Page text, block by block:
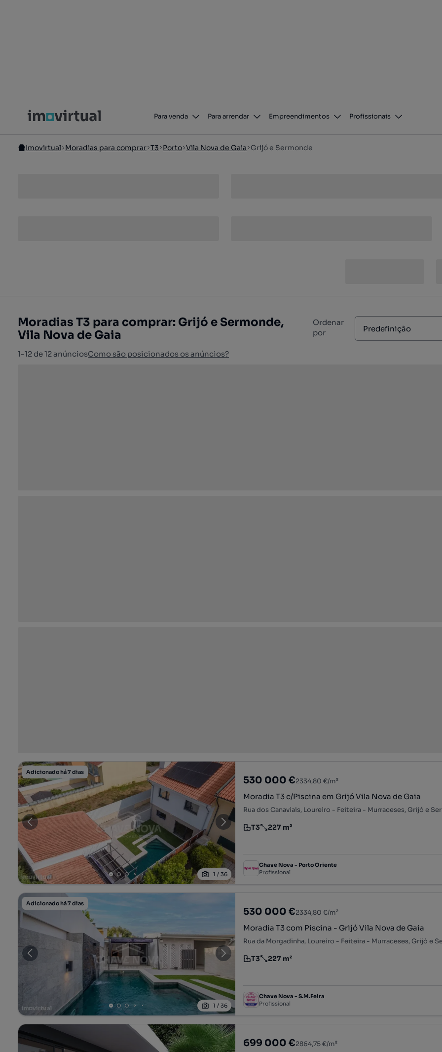
Para venda Para arrendar Empreendimentos Profissionais
Imovirtual Moradias para comprar T3 Porto Vila Nova de Gaia Grijó e Sermonde
Moradias T3 para comprar: Grijó e Sermonde,
Vila Nova de Gaia
1-12 de 12 anúnciosComo são posicionados os anúncios?
Ordenar
por
Predefinição
Adicionado há 7 dias
1 /36
530 000 €2334,80 €/m²
Moradia T3 c/Piscina em Grijó Vila Nova de Gaia
Tipologia
T3
Preço por metro quadrado
227 m²
Chave Nova - Porto Oriente
Profissional
Adicionado há 7 dias
1 /36
530 000 €2334,80 €/m²
Moradia T3 com Piscina - Grijó Vila Nova de Gaia
Tipologia
T3
Preço por metro quadrado
227 m²
Chave Nova - S.M.Feira
Profissional
699 000 €2864,75 €/m²